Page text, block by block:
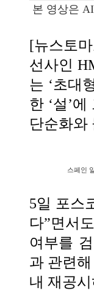
본 영상은
[뉴스토
선사인
는 ‘초대
한 ‘설’
단순화와
스페인
5일 포스
다”면서
여부를
과 관련
내 재공